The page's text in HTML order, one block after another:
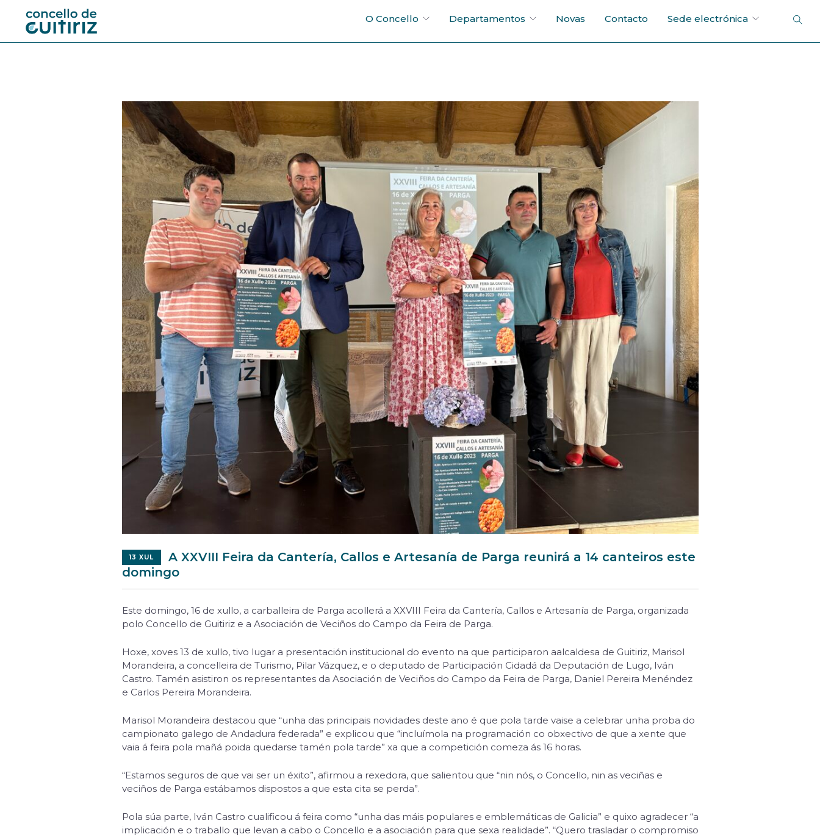
O Concello Departamentos Novas Contacto Sede electrónica
13 XUL
A XXVIII Feira da Cantería, Callos e Artesanía de Parga reunirá a 14 canteiros este
domingo
Este domingo, 16 de xullo, a carballeira de Parga acollerá a XXVIII Feira da Cantería, Callos e Artesanía de Parga, organizada
polo Concello de Guitiriz e a Asociación de Veciños do Campo da Feira de Parga.
Hoxe, xoves 13 de xullo, tivo lugar a presentación institucional do evento na que participaron aalcaldesa de Guitiriz, Marisol
Morandeira, a concelleira de Turismo, Pilar Vázquez, e o deputado de Participación Cidadá da Deputación de Lugo, Iván
Castro. Tamén asistiron os representantes da Asociación de Veciños do Campo da Feira de Parga, Daniel Pereira Menéndez
e Carlos Pereira Morandeira.
Marisol Morandeira destacou que “unha das principais novidades deste ano é que pola tarde vaise a celebrar unha proba do
campionato galego de Andadura federada” e explicou que “incluímola na programación co obxectivo de que a xente que
vaia á feira pola mañá poida quedarse tamén pola tarde” xa que a competición comeza ás 16 horas.
“Estamos seguros de que vai ser un éxito”, afirmou a rexedora, que salientou que “nin nós, o Concello, nin as veciñas e
veciños de Parga estábamos dispostos a que esta cita se perda”.
Pola súa parte, Iván Castro cualificou á feira como “unha das máis populares e emblemáticas de Galicia” e quixo agradecer “a
implicación e o traballo que levan a cabo o Concello e a asociación para que sexa realidade”. “Quero trasladar o compromiso